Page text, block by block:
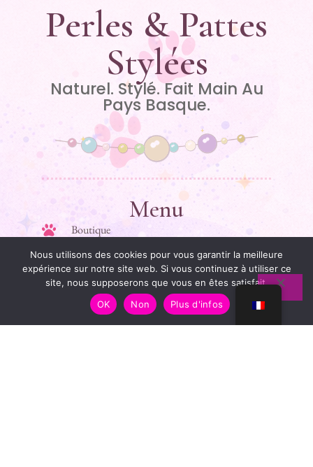
Perles & Pattes
Stylées
Naturel. Stylé. Fait Main Au
Pays Basque.
Menu
Boutique
Mon histoire
Guide des tailles
Contact
Liens Utiles
Nous utilisons des cookies pour vous garantir la meilleure
expérience sur notre site web. Si vous continuez à utiliser ce
site, nous supposerons que vous en êtes satisfait.
OK
Non Plus d'infos